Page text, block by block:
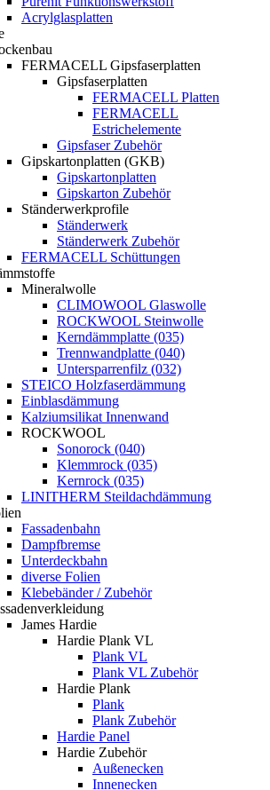
Acrylglasplatten
FERMACELL Gipsfaserplatten
Gipsfaserplatten
FERMACELL Platten
FERMACELL
Estrichelemente
Gipsfaser Zubehör
Gipskartonplatten (GKB)
Gipskartonplatten
Gipskarton Zubehör
Ständerwerkprofile
Ständerwerk
Ständerwerk Zubehör
FERMACELL Schüttungen
Mineralwolle
CLIMOWOOL Glaswolle
ROCKWOOL Steinwolle
Kerndämmplatte (035)
Trennwandplatte (040)
Untersparrenfilz (032)
STEICO Holzfaserdämmung
Einblasdämmung
Kalziumsilikat Innenwand
ROCKWOOL
Sonorock (040)
Klemmrock (035)
Kernrock (035)
LINITHERM Steildachdämmung
Fassadenbahn
Dampfbremse
Unterdeckbahn
diverse Folien
Klebebänder / Zubehör
James Hardie
Hardie Plank VL
Plank VL
Plank VL Zubehör
Hardie Plank
Plank
Plank Zubehör
Hardie Panel
Hardie Zubehör
Außenecken
Innenecken